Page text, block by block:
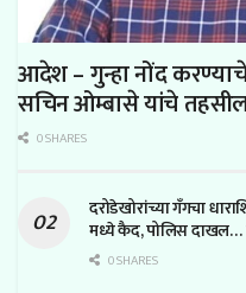
आदेश – गुन्हा नोंद
सचिन ओम्बासे यांचे
0 SHARES
दरोडेखोरांच्या गँगचा
मध्ये कैद, पोलिस दाखल…
0 SHARES